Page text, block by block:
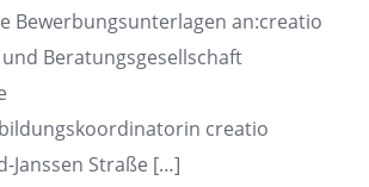
Bewerbungsunterlagen an:creatio
Beratungsgesellschaft
creatio
Janssen Straße […]